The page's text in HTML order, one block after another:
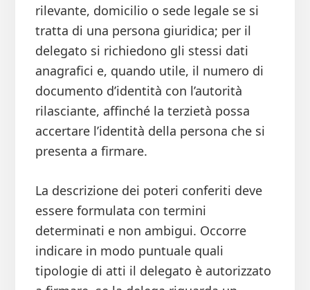
rilevante, domicilio o sede legale se si
tratta di una persona giuridica; per il
delegato si richiedono gli stessi dati
anagrafici e, quando utile, il numero di
documento d’identità con l’autorità
rilasciante, affinché la terzietà possa
accertare l’identità della persona che si
presenta a firmare.
La descrizione dei poteri conferiti deve
essere formulata con termini
determinati e non ambigui. Occorre
indicare in modo puntuale quali
tipologie di atti il delegato è autorizzato